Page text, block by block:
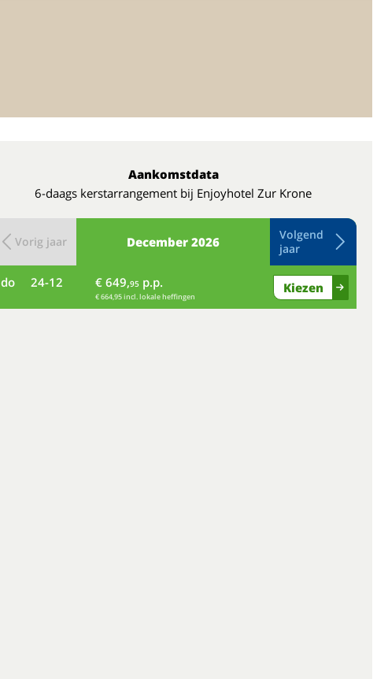
Aankomstdata
6-daags kerstarrangement bij Enjoyhotel Zur Krone
December 2026
Vorig jaar
Volgend
jaar
do 24-12 € 649,95 p.p.
€ 664,95 incl. lokale heffingen
Kiezen